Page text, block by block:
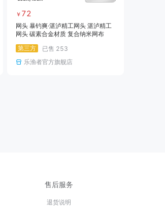
￥ 72
网头 暴钓爽·湛泸精工网头 湛泸精工
网头 碳素合金材质 复合纳米网布
第三方
已售 253
乐渔者官方旗舰店
售后服务
退货说明